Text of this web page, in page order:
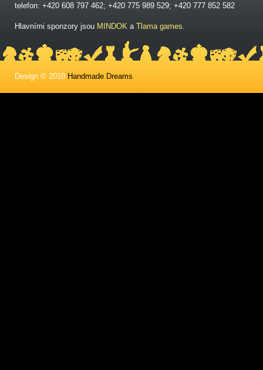
telefon: +420 608 797 462; +420 775 989 529; +420 777 852 582
Hlavními sponzory jsou MINDOK a Tlama games.
Design © 2010 Handmade Dreams